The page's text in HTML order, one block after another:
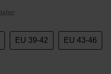
EU 39-42 EU 43-46